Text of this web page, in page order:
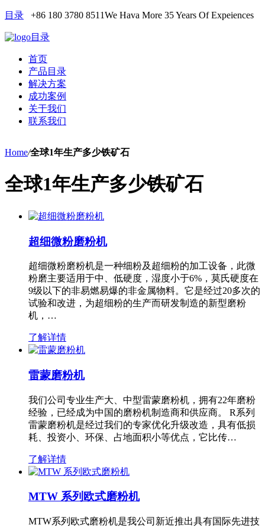
目录 +86 180 3780 8511We Hava More 35 Years Of Expeiences
目录
首页
产品目录
解决方案
成功案例
关于我们
联系我们
Home/全球1年生产多少铁矿石
全球1年生产多少铁矿石
超细微粉磨粉机
超细微粉磨粉机是一种细粉及超细粉的加工设备，此微
粉磨主要适用于中、低硬度，湿度小于6%，莫氏硬度在
9级以下的非易燃易爆的非金属物料。它是经过20多次的
试验和改进，为超细粉的生产而研发制造的新型磨粉
机，…
了解详情
雷蒙磨粉机
我们公司专业生产大、中型雷蒙磨粉机，拥有22年磨粉
经验，已经成为中国的磨粉机制造商和供应商。 R系列
雷蒙磨粉机是经过我们的专家优化升级改造，具有低损
耗、投资小、环保、占地面积小等优点，它比传…
了解详情
MTW 系列欧式磨粉机
MTW系列欧式磨粉机是我公司新近推出具有国际先进技